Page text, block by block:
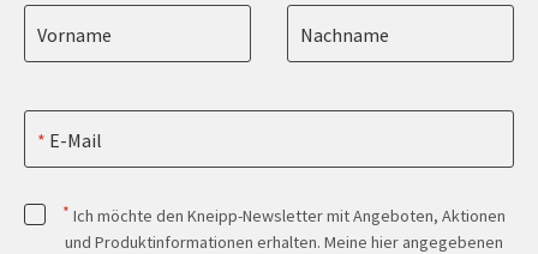
Vorname Nachname
E-Mail
* Ich möchte den Kneipp-Newsletter mit Angeboten, Aktionen
und Produktinformationen erhalten. Meine hier angegebenen